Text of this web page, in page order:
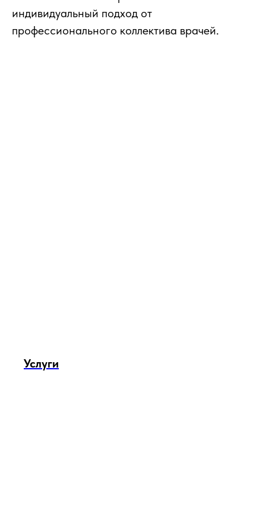
индивидуальный подход от
профессионального коллектива врачей.
Услуги